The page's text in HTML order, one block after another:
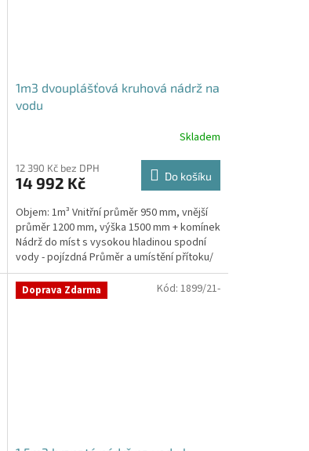
1m3 dvouplášťová kruhová nádrž na
vodu
Skladem
12 390 Kč bez DPH
14 992 Kč Do košíku
Objem: 1m³ Vnitřní průměr 950 mm, vnější
průměr 1200 mm, výška 1500 mm + komínek
Nádrž do míst s vysokou hladinou spodní
vody - pojízdná Průměr a umístění přítoku/
ů, odtoku/ů...
Doprava Zdarma Kód: 1899/21-